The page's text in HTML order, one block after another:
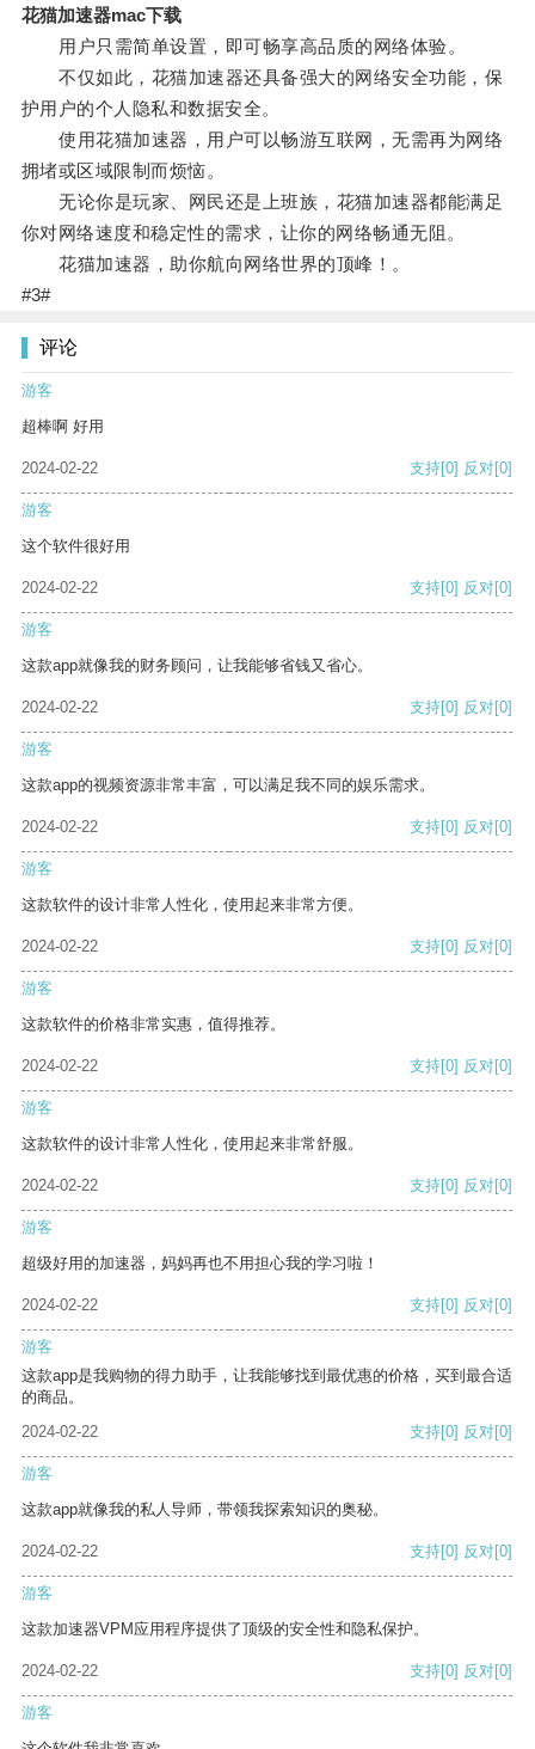
花猫加速器mac下载
用户只需简单设置，即可畅享高品质的网络体验。
不仅如此，花猫加速器还具备强大的网络安全功能，保
护用户的个人隐私和数据安全。
使用花猫加速器，用户可以畅游互联网，无需再为网络
拥堵或区域限制而烦恼。
无论你是玩家、网民还是上班族，花猫加速器都能满足
你对网络速度和稳定性的需求，让你的网络畅通无阻。
花猫加速器，助你航向网络世界的顶峰！。
#3#
评论
游客
超棒啊 好用
2024-02-22 支持[0] 反对[0]
游客
这个软件很好用
2024-02-22 支持[0] 反对[0]
游客
这款app就像我的财务顾问，让我能够省钱又省心。
2024-02-22 支持[0] 反对[0]
游客
这款app的视频资源非常丰富，可以满足我不同的娱乐需求。
2024-02-22 支持[0] 反对[0]
游客
这款软件的设计非常人性化，使用起来非常方便。
2024-02-22 支持[0] 反对[0]
游客
这款软件的价格非常实惠，值得推荐。
2024-02-22 支持[0] 反对[0]
游客
这款软件的设计非常人性化，使用起来非常舒服。
2024-02-22 支持[0] 反对[0]
游客
超级好用的加速器，妈妈再也不用担心我的学习啦！
2024-02-22 支持[0] 反对[0]
游客
这款app是我购物的得力助手，让我能够找到最优惠的价格，买到最合适
的商品。
2024-02-22
支持[0] 反对[0]
游客
这款app就像我的私人导师，带领我探索知识的奥秘。
2024-02-22 支持[0] 反对[0]
游客
这款加速器VPM应用程序提供了顶级的安全性和隐私保护。
2024-02-22 支持[0] 反对[0]
游客